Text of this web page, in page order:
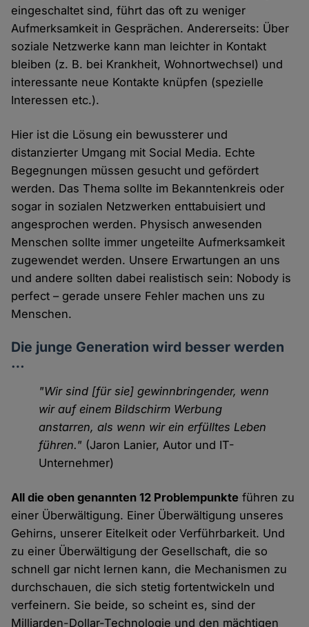
eingeschaltet sind, führt das oft zu weniger
Aufmerksamkeit in Gesprächen. Andererseits: Über
soziale Netzwerke kann man leichter in Kontakt
bleiben (z. B. bei Krankheit, Wohnortwechsel) und
interessante neue Kontakte knüpfen (spezielle
Interessen etc.).
Hier ist die Lösung ein bewussterer und
distanzierter Umgang mit Social Media. Echte
Begegnungen müssen gesucht und gefördert
werden. Das Thema sollte im Bekanntenkreis oder
sogar in sozialen Netzwerken enttabuisiert und
angesprochen werden. Physisch anwesenden
Menschen sollte immer ungeteilte Aufmerksamkeit
zugewendet werden. Unsere Erwartungen an uns
und andere sollten dabei realistisch sein: Nobody is
perfect – gerade unsere Fehler machen uns zu
Menschen.
Die junge Generation wird besser werden
…
"Wir sind [für sie] gewinnbringender, wenn
wir auf einem Bildschirm Werbung
anstarren, als wenn wir ein erfülltes Leben
führen." (Jaron Lanier, Autor und IT-
Unternehmer)
All die oben genannten 12 Problempunkte führen zu
einer Überwältigung. Einer Überwältigung unseres
Gehirns, unserer Eitelkeit oder Verführbarkeit. Und
zu einer Überwältigung der Gesellschaft, die so
schnell gar nicht lernen kann, die Mechanismen zu
durchschauen, die sich stetig fortentwickeln und
verfeinern. Sie beide, so scheint es, sind der
Milliarden-Dollar-Technologie und den mächtigen